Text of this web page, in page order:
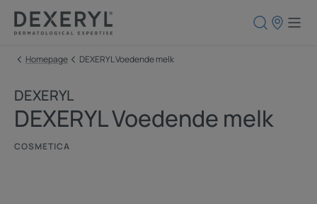
Homepage DEXERYL Voedende melk
DEXERYL
DEXERYL Voedende melk
COSMETICA